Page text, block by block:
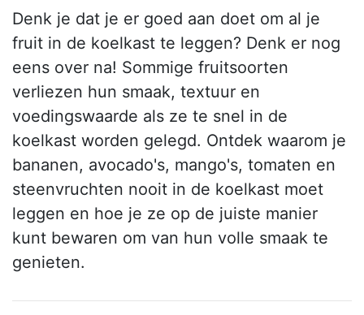
Denk je dat je er goed aan doet om al je
fruit in de koelkast te leggen? Denk er nog
eens over na! Sommige fruitsoorten
verliezen hun smaak, textuur en
voedingswaarde als ze te snel in de
koelkast worden gelegd. Ontdek waarom je
bananen, avocado's, mango's, tomaten en
steenvruchten nooit in de koelkast moet
leggen en hoe je ze op de juiste manier
kunt bewaren om van hun volle smaak te
genieten.